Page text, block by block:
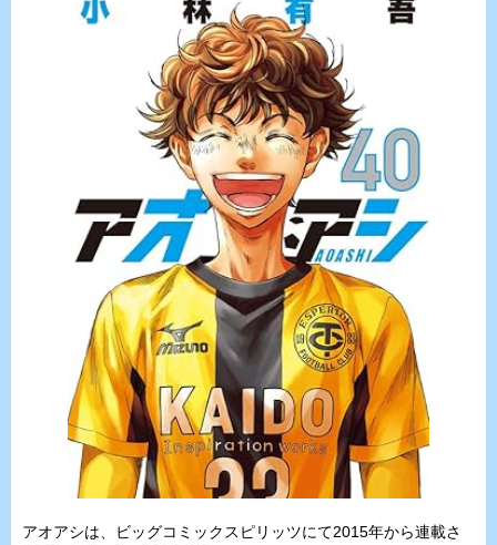
アオアシは、ビッグコミックスピリッツにて2015年から連載さ